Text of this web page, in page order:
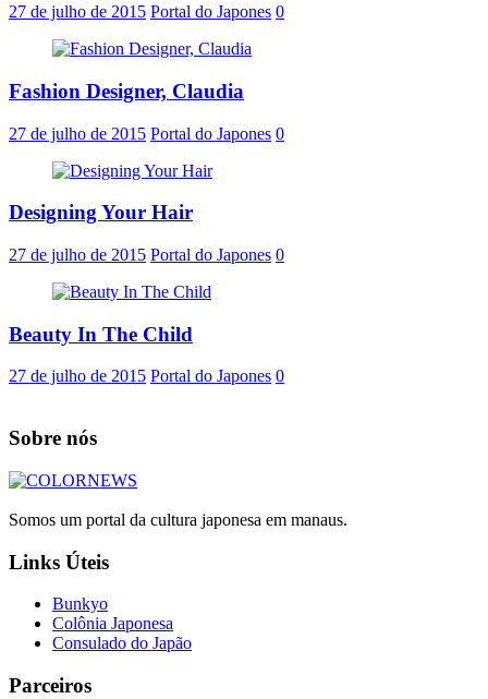
27 de julho de 2015 Portal do Japones 0
Fashion Designer, Claudia
27 de julho de 2015 Portal do Japones 0
Designing Your Hair
27 de julho de 2015 Portal do Japones 0
Beauty In The Child
27 de julho de 2015 Portal do Japones 0
Sobre nós
Somos um portal da cultura japonesa em manaus.
Links Úteis
Bunkyo
Colônia Japonesa
Consulado do Japão
Parceiros